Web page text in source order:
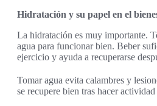
Hidratación y su papel en el
La hidratación es muy importante.
agua para funcionar bien. Beber
ejercicio y ayuda a recuperarse
Tomar agua evita calambres y
se recupere bien tras hacer